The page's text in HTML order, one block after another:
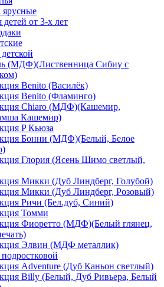
ярусные
от 3-х лет
(МДФ)(Лиственница Сибиу с
Benito (Василёк)
Benito (Фламинго)
Chiaro (МДФ)(Кашемир,
Кашемир)
P Кьюза
Бонни (МДФ)(Белый, Белое
Глория (Ясень Шимо светлый,
Микки (Дуб Линдберг, Голубой)
Микки (Дуб Линдберг, Розовый)
Ричи (Бел.дуб, Синий)
Томми
Фиоретто (МДФ)(Белый глянец,
Элвин (МДФ металлик)
Adventure (Дуб Каньон светлый)
Billy (Белый, Дуб Ривьера, Белый